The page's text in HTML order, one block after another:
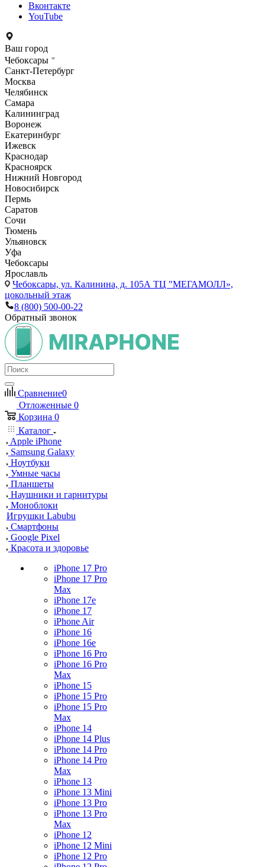
Вконтакте
YouTube
Ваш город
Чебоксары
Санкт-Петербург
Москва
Челябинск
Самара
Калининград
Воронеж
Екатеринбург
Ижевск
Краснодар
Красноярск
Нижний Новгород
Новосибирск
Пермь
Саратов
Сочи
Тюмень
Ульяновск
Уфа
Чебоксары
Ярославль
Чебоксары, ул. Калинина, д. 105А ТЦ "МЕГАМОЛЛ»,
цокольный этаж
8 (800) 500-00-22
Обратный звонок
Сравнение0
Отложенные 0
Корзина 0
Каталог
Apple iPhone
Samsung Galaxy
Ноутбуки
Умные часы
Планшеты
Наушники и гарнитуры
Моноблоки
Игрушки Labubu
Смартфоны
Google Pixel
Красота и здоровье
iPhone 17 Pro
iPhone 17 Pro
Max
iPhone 17e
iPhone 17
iPhone Air
iPhone 16
iPhone 16e
iPhone 16 Pro
iPhone 16 Pro
Max
iPhone 15
iPhone 15 Pro
iPhone 15 Pro
Max
iPhone 14
iPhone 14 Plus
iPhone 14 Pro
iPhone 14 Pro
Max
iPhone 13
iPhone 13 Mini
iPhone 13 Pro
iPhone 13 Pro
Max
iPhone 12
iPhone 12 Mini
iPhone 12 Pro